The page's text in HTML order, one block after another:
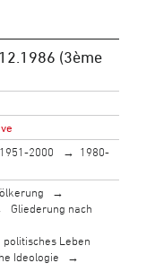
(3ème
1951-2000
1980-
Gliederung nach
politisches Leben
Ideologie